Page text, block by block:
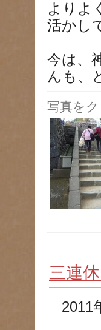
よりよ
活かし
今は、
んも、
写真を
三連
2011